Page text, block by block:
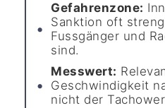
Gefahrenzone:
Sanktion oft
Fussgänger und
sind.
Messwert:
Geschwindigkeit
nicht der